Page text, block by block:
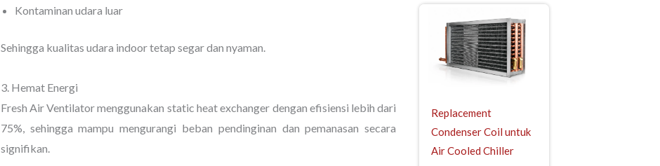
Kontaminan udara luar
Sehingga kualitas udara indoor tetap segar dan nyaman.
3. Hemat Energi
Fresh Air Ventilator menggunakan static heat exchanger dengan efisiensi lebih dari
75%, sehingga mampu mengurangi beban pendinginan dan pemanasan secara
signifikan.
Replacement
Condenser Coil untuk
Air Cooled Chiller